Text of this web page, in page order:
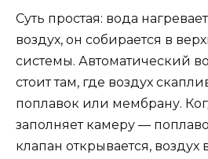
Суть простая: вода
воздух, он собирается в
системы. Автоматический
стоит там, где воздух
поплавок или мембрану.
заполняет камеру —
клапан открывается, воздух